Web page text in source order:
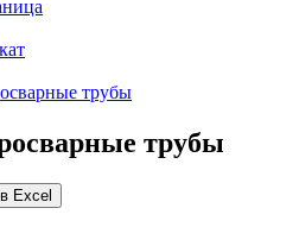
трубы
трубы
Excel